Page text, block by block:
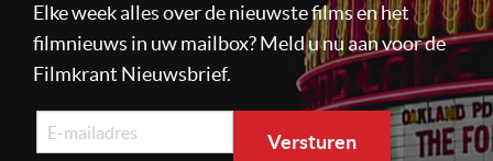
Elke week alles over de nieuwste films en het
filmnieuws in uw mailbox? Meld u nu aan voor de
Filmkrant Nieuwsbrief.